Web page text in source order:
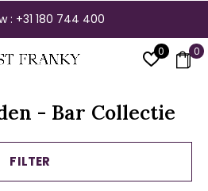
0 0
: +31 180 744 400
- Bar Collectie
FILTER